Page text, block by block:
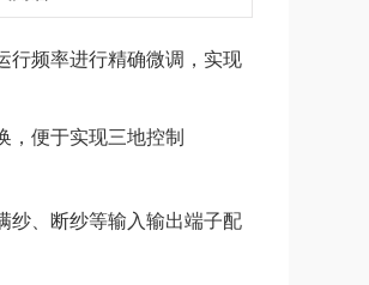
行频率进行精确微调，实现
，便于实现三地控制
纱、断纱等输入输出端子配